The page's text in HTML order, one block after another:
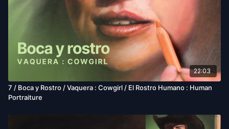
22:03
7 / Boca y Rostro / Vaquera : Cowgirl / El Rostro Humano : Human
Portraiture